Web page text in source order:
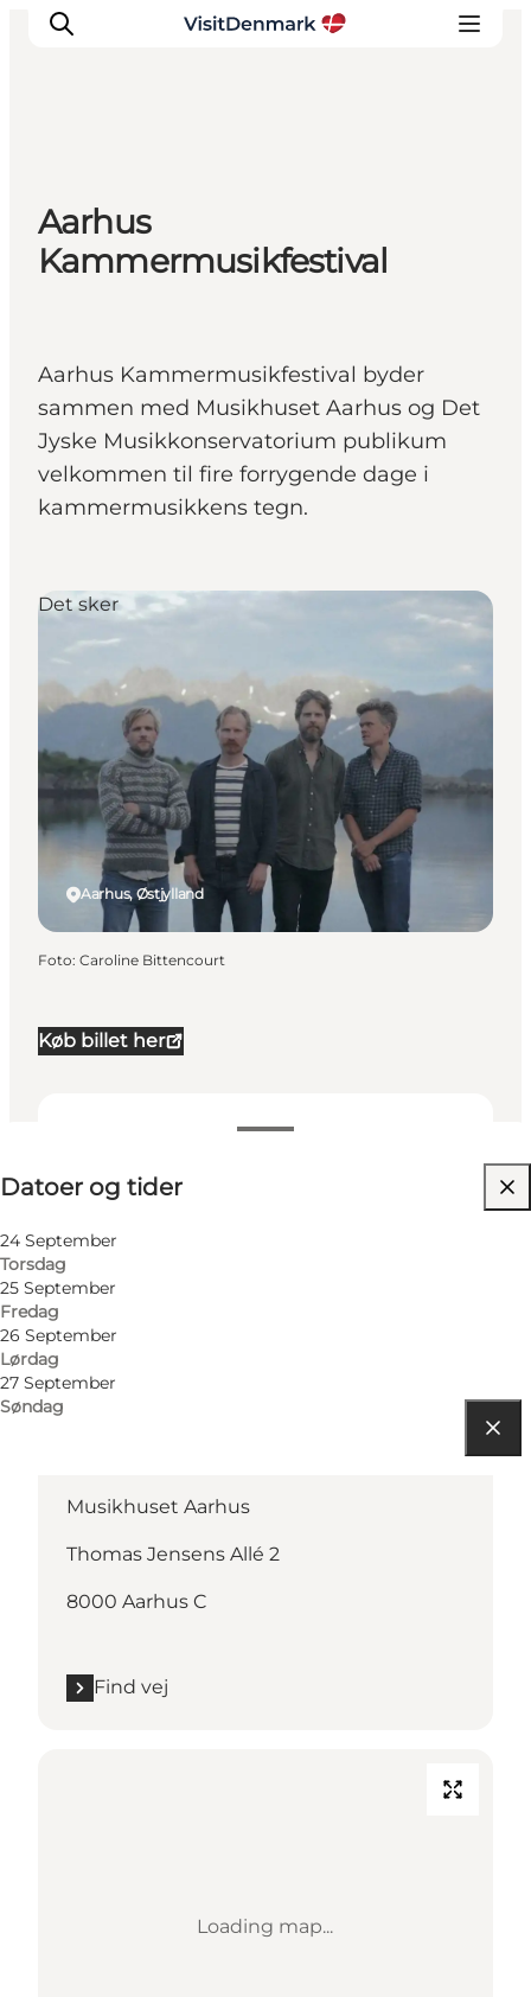
Inspiration
Destinationer
Oplevelser
Aarhus
Kammermusikfestival
Aarhus Kammermusikfestival byder
sammen med Musikhuset Aarhus og Det
Jyske Musikkonservatorium publikum
velkommen til fire forrygende dage i
kammermusikkens tegn.
Køb billet her
Datoer og tider
24 September
Torsdag
25 September
Fredag
26 September
Lørdag
27 September
Søndag
Besøg hjemmeside
Aarhus, Østjylland
Det sker
Foto: Caroline Bittencourt
Musikhuset Aarhus
Thomas Jensens Allé 2
8000 Aarhus C
Find vej
Loading map...